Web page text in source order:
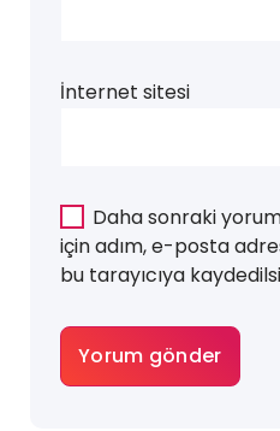
İnternet sitesi
Daha sonraki
için adım, e-posta
bu tarayıcıya